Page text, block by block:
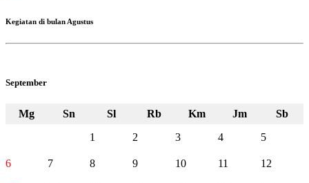
Kegiatan di bulan Agustus
September
Mg Sn Sl Rb Km Jm
Sb
1
2 3 4 5
6 7 8 9 10 11 12